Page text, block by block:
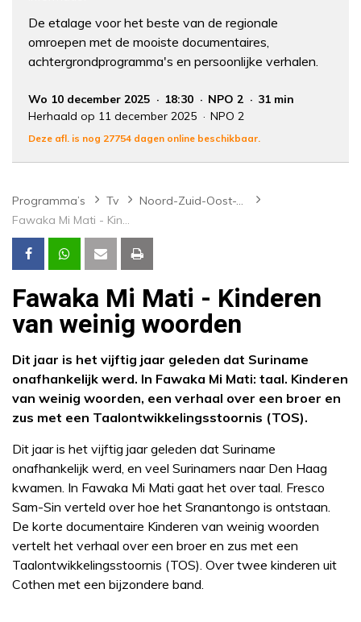
De etalage voor het beste van de regionale
omroepen met de mooiste documentaires,
achtergrondprogramma's en persoonlijke verhalen.
Wo 10 december 2025 18:30 NPO 2
31 min
Herhaald op 11 december 2025
NPO 2
Deze afl. is nog 27754 dagen online beschikbaar.
Programma’s Tv
Noord-Zuid-Oost-West
Fawaka Mi Mati - Kinderen van weinig woorden
Fawaka Mi Mati - Kinderen
van weinig woorden
Dit jaar is het vijftig jaar geleden dat Suriname
onafhankelijk werd. In Fawaka Mi Mati: taal. Kinderen
van weinig woorden, een verhaal over een broer en
zus met een Taalontwikkelingsstoornis (TOS).
Dit jaar is het vijftig jaar geleden dat Suriname
onafhankelijk werd, en veel Surinamers naar Den Haag
kwamen. In Fawaka Mi Mati gaat het over taal. Fresco
Sam-Sin verteld over hoe het Sranantongo is ontstaan.
De korte documentaire Kinderen van weinig woorden
vertelt het verhaal over een broer en zus met een
Taalontwikkelingsstoornis (TOS). Over twee kinderen uit
Cothen met een bijzondere band.